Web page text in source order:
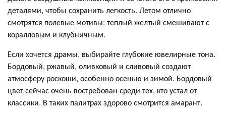
деталями, чтобы сохранить легкость. Летом отлично
смотрятся полевые мотивы: теплый желтый смешивают с
коралловым и клубничным.
Если хочется драмы, выбирайте глубокие ювелирные тона.
Бордовый, ржавый, оливковый и сливовый создают
атмосферу роскоши, особенно осенью и зимой. Бордовый
цвет сейчас очень востребован среди тех, кто устал от
классики. В таких палитрах здорово смотрится амарант.